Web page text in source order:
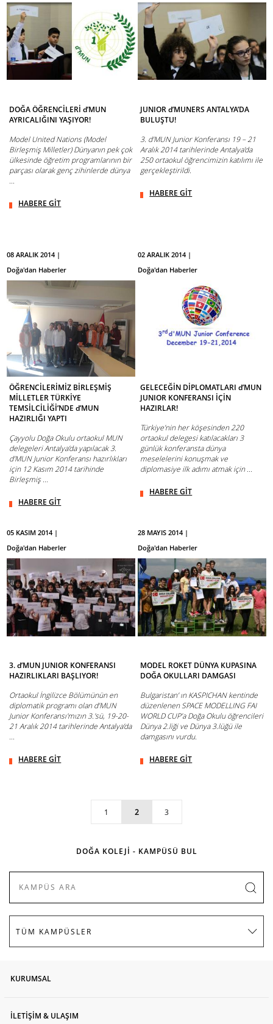
DOĞA ÖĞRENCİLERİ d’MUN
AYRICALIĞINI YAŞIYOR!
Model United Nations (Model
Birleşmiş Milletler) Dünyanın pek çok
ülkesinde öğretim programlarının bir
parçası olarak genç zihinlerde dünya
...
HABERE GİT
JUNIOR d’MUNERS ANTALYA’DA
BULUŞTU!
3. d’MUN Junior Konferansı 19 – 21
Aralık 2014 tarihlerinde Antalya’da
250 ortaokul öğrencimizin katılımı ile
gerçekleştirildi.
HABERE GİT
08 ARALIK 2014 |
Doğa'dan Haberler
ÖĞRENCİLERİMİZ BİRLEŞMİŞ
MİLLETLER TÜRKİYE
TEMSİLCİLİĞİ’NDE d’MUN
HAZIRLIĞI YAPTI
Çayyolu Doğa Okulu ortaokul MUN
delegeleri Antalya’da yapılacak 3.
d’MUN Junior Konferansı hazırlıkları
için 12 Kasım 2014 tarihinde
Birleşmiş ...
HABERE GİT
02 ARALIK 2014 |
Doğa'dan Haberler
GELECEĞİN DİPLOMATLARI d’MUN
JUNIOR KONFERANSI İÇİN
HAZIRLAR!
Türkiye’nin her köşesinden 220
ortaokul delegesi katılacakları 3
günlük konferansta dünya
meselelerini konuşmak ve
diplomasiye ilk adımı atmak için ...
HABERE GİT
05 KASIM 2014 |
Doğa'dan Haberler
3. d’MUN JUNIOR KONFERANSI
HAZIRLIKLARI BAŞLIYOR!
Ortaokul İngilizce Bölümünün en
diplomatik programı olan d’MUN
Junior Konferansı'mızın 3.'sü, 19-20-
21 Aralık 2014 tarihlerinde Antalya’da
...
HABERE GİT
28 MAYIS 2014 |
Doğa'dan Haberler
MODEL ROKET DÜNYA KUPASINA
DOĞA OKULLARI DAMGASI
Bulgaristan’ ın KASPICHAN kentinde
düzenlenen SPACE MODELLING FAI
WORLD CUP’a Doğa Okulu öğrencileri
Dünya 2.liği ve Dünya 3.lüğü ile
damgasını vurdu.
HABERE GİT
1 2 3
DOĞA KOLEJİ - KAMPÜSÜ BUL
KURUMSAL
İLETİŞİM & ULAŞIM